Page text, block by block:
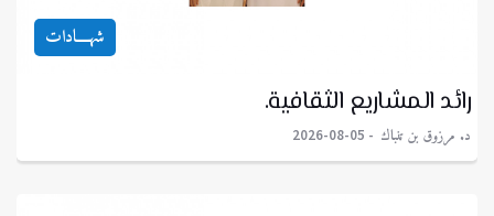
شهــــادات
رائد المشاريع الثقافية.
د. مرزوق بن تنباك 2026-08-05